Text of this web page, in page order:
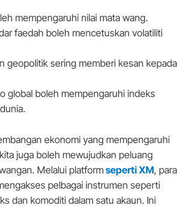
mempengaruhi nilai mata wang.
faedah boleh mencetuskan volatiliti
geopolitik sering memberi kesan kepada
global boleh mempengaruhi indeks
ekonomi yang mempengaruhi
juga boleh mewujudkan peluang
Melalui platformseperti XM, para
pelbagai instrumen seperti
dan komoditi dalam satu akaun. Ini